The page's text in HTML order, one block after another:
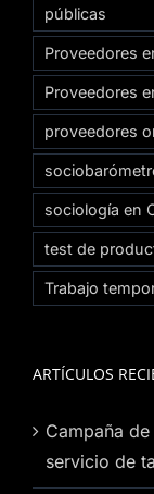
públicas
Proveedores
Proveedores
proveedores
sociología en
test de
Trabajo
ARTÍCULOS
Campaña
servicio de